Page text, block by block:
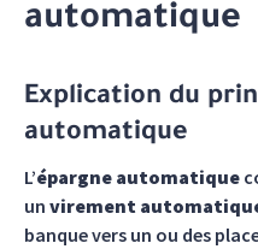
automatique
Explication du
automatique
L’épargne automatique
un virement
banque vers un ou des